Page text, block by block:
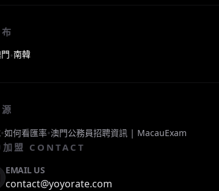
•南韓
•如何看匯率•澳門公務員招聘資訊 | MacauExam
加盟 CONTACT
EMAIL US
contact@yoyorate.com